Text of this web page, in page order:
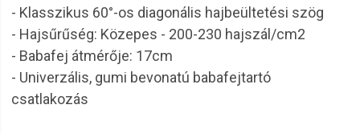
- Klasszikus 60°-os diagonális hajbeültetési szög
- Hajsűrűség: Közepes - 200-230 hajszál/cm2
- Babafej átmérője: 17cm
- Univerzális, gumi bevonatú babafejtartó
csatlakozás